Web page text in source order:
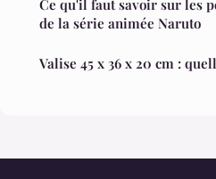
Ce qu'il faut savoir sur les
de la série animée Naruto
Valise 45 x 36 x 20 cm :